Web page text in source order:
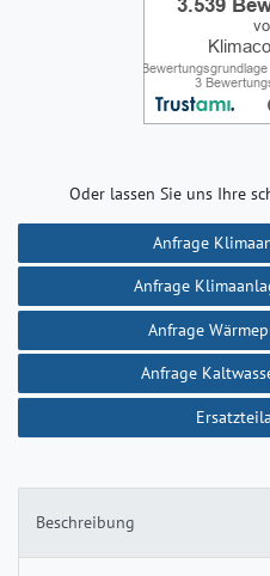
Beschreibung
Oder lassen Sie uns Ihre
Anfrage
Anfrage
Anfrage
Anfrage